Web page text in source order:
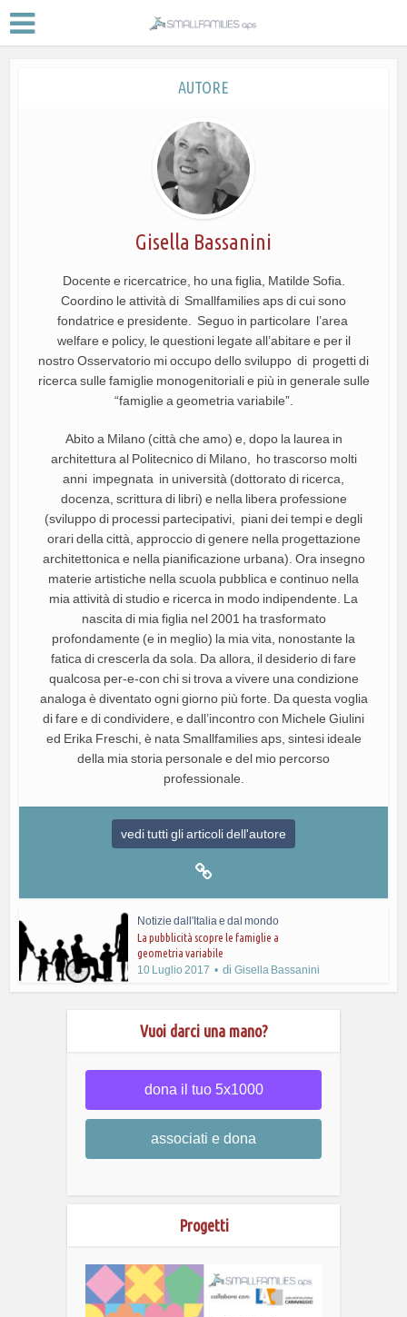
AUTORE
Gisella Bassanini
Docente e ricercatrice, ho una figlia, Matilde Sofia.
Coordino le attività di Smallfamilies aps di cui sono
fondatrice e presidente. Seguo in particolare l’area
welfare e policy, le questioni legate all’abitare e per il
nostro Osservatorio mi occupo dello sviluppo di progetti di
ricerca sulle famiglie monogenitoriali e più in generale sulle
“famiglie a geometria variabile”.
Abito a Milano (città che amo) e, dopo la laurea in
architettura al Politecnico di Milano, ho trascorso molti
anni impegnata in università (dottorato di ricerca,
docenza, scrittura di libri) e nella libera professione
(sviluppo di processi partecipativi, piani dei tempi e degli
orari della città, approccio di genere nella progettazione
architettonica e nella pianificazione urbana). Ora insegno
materie artistiche nella scuola pubblica e continuo nella
mia attività di studio e ricerca in modo indipendente. La
nascita di mia figlia nel 2001 ha trasformato
profondamente (e in meglio) la mia vita, nonostante la
fatica di crescerla da sola. Da allora, il desiderio di fare
qualcosa per-e-con chi si trova a vivere una condizione
analoga è diventato ogni giorno più forte. Da questa voglia
di fare e di condividere, e dall’incontro con Michele Giulini
ed Erika Freschi, è nata Smallfamilies aps, sintesi ideale
della mia storia personale e del mio percorso
professionale.
vedi tutti gli articoli dell'autore
Notizie dall'Italia e dal mondo
La pubblicità scopre le famiglie a
geometria variabile
10 Luglio 2017
diGisella Bassanini
Vuoi darci una mano?
dona il tuo 5x1000
associati e dona
Progetti